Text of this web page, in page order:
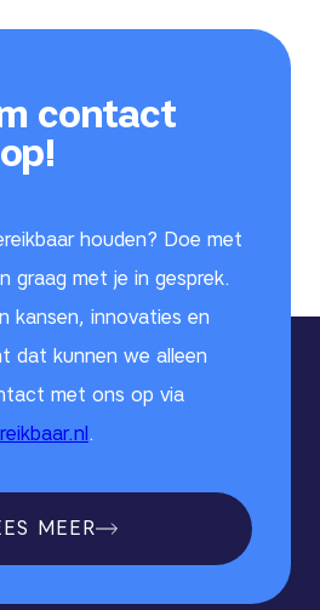
contact
houden? Doe met
graag met je in gesprek.
kansen, innovaties en
dat kunnen we alleen
met ons op via
.
MEER